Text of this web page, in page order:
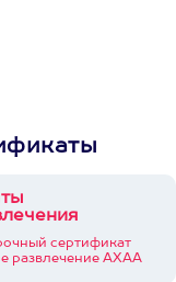
сертификат
развлечение АХАА